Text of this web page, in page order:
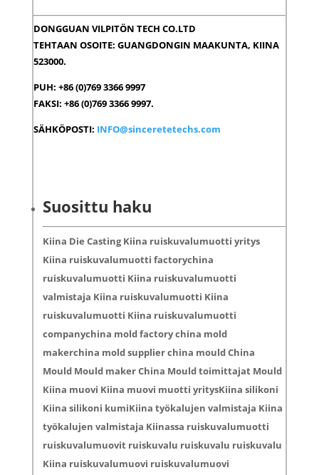
DONGGUAN VILPITÖN TECH CO.LTD
TEHTAAN OSOITE: GUANGDONGIN MAAKUNTA, KIINA
523000.
PUH: +86 (0)769 3366 9997
FAKSI: +86 (0)769 3366 9997.
SÄHKÖPOSTI: INFO@sinceretetechs.com
Suosittu haku
Kiina Die Casting Kiina ruiskuvalumuotti yritys
Kiina ruiskuvalumuotti factorychina
ruiskuvalumuotti Kiina ruiskuvalumuotti
valmistaja Kiina ruiskuvalumuotti Kiina
ruiskuvalumuotti Kiina ruiskuvalumuotti
companychina mold factory china mold
makerchina mold supplier china mould China
Mould Mould maker China Mould toimittajat Mould
Kiina muovi Kiina muovi muotti yritysKiina silikoni
Kiina silikoni kumiKiina työkalujen valmistaja Kiina
työkalujen valmistaja Kiinassa ruiskuvalumuotti
ruiskuvalumuovit ruiskuvalu ruiskuvalu ruiskuvalu
Kiina ruiskuvalumuovi ruiskuvalumuovi